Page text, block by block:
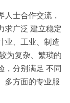
士合作交流，
求广泛 建立稳定
业、工业、制造
为复杂、繁琐的
，分别满足 不同
多方面的专业服